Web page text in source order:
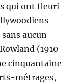
qui ont fleuri
aucun
(1910-
cinquantaine
métrages,